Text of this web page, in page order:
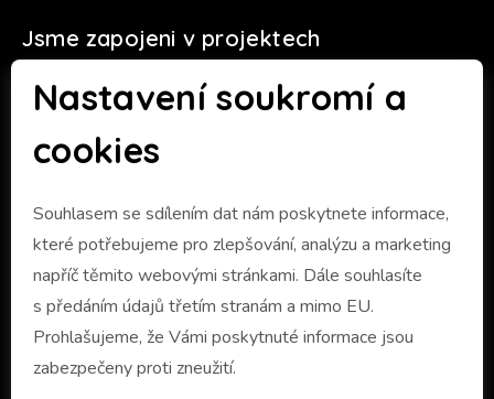
Nastavení soukromí a
cookies
Souhlasem se sdílením dat nám poskytnete informace,
které potřebujeme pro zlepšování, analýzu a marketing
napříč těmito webovými stránkami. Dále souhlasíte
s předáním údajů třetím stranám a mimo EU.
Prohlašujeme, že Vámi poskytnuté informace jsou
zabezpečeny proti zneužití.
Jsme zapojeni v projektech